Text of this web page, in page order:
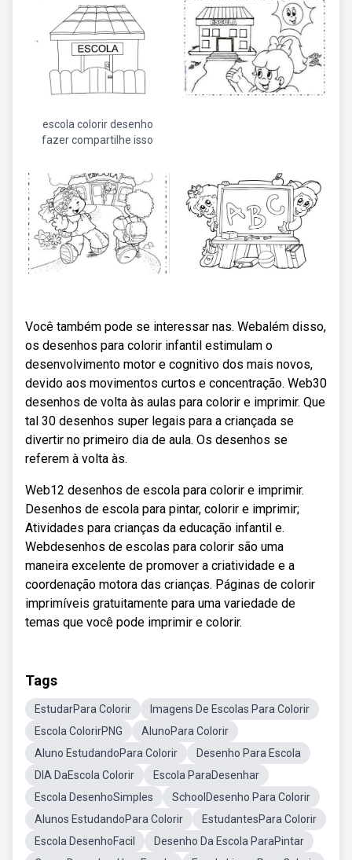
escola colorir desenho
fazer compartilhe isso
Você também pode se interessar nas. Webalém disso,
os desenhos para colorir infantil estimulam o
desenvolvimento motor e cognitivo dos mais novos,
devido aos movimentos curtos e concentração. Web30
desenhos de volta às aulas para colorir e imprimir. Que
tal 30 desenhos super legais para a criançada se
divertir no primeiro dia de aula. Os desenhos se
referem à volta às.
Web12 desenhos de escola para colorir e imprimir.
Desenhos de escola para pintar, colorir e imprimir;
Atividades para crianças da educação infantil e.
Webdesenhos de escolas para colorir são uma
maneira excelente de promover a criatividade e a
coordenação motora das crianças. Páginas de colorir
imprimíveis gratuitamente para uma variedade de
temas que você pode imprimir e colorir.
Tags
EstudarPara Colorir
Imagens De Escolas Para Colorir
Escola ColorirPNG
AlunoPara Colorir
Aluno EstudandoPara Colorir
Desenho Para Escola
DIA DaEscola Colorir
Escola ParaDesenhar
Escola DesenhoSimples
SchoolDesenho Para Colorir
Alunos EstudandoPara Colorir
EstudantesPara Colorir
Escola DesenhoFacil
Desenho Da Escola ParaPintar